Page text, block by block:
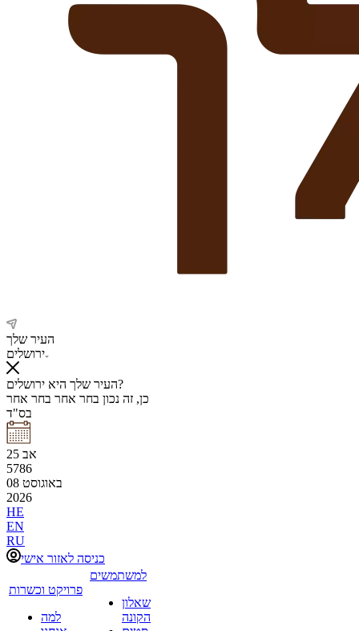
העיר שלך
ירושלים
העיר שלך היא ירושלים?
כן, זה נכון בחר אחר בחר אחר
בס"ד
25 אב
5786
08 באוגוסט
2026
HE
EN
RU
כניסה לאזור אישי
פרויקט וכשרות
למה
למשתמשים
שאלון
הקונה